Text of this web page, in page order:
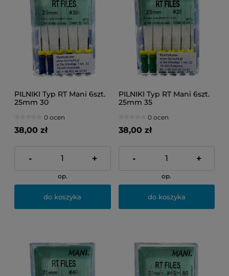
PILNIKI Typ RT Mani 6szt.
25mm 30
0 ocen
38,00 zł
- +
op.
do koszyka
PILNIKI Typ RT Mani 6szt.
25mm 35
0 ocen
38,00 zł
- +
op.
do koszyka